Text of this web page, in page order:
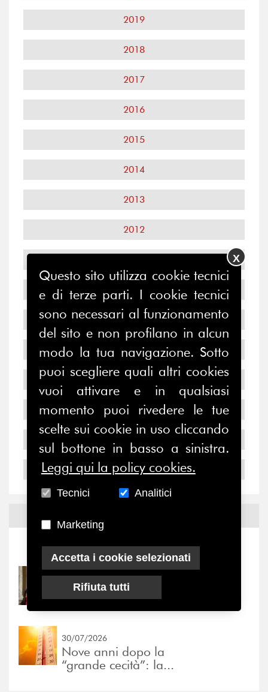
2019
2018
2017
2016
2015
2014
2013
2012
2010
2009
2008
2007
2006
2004
Notizie-Eventi
31/07/2026
Prima della pausa estiva,
30/07/2026
Nove anni dopo la
“grande cecità”: la...
Questo sito utilizza cookie tecnici
e di terze parti. I cookie tecnici
sono necessari al funzionamento
del sito e non profilano in alcun
modo la tua navigazione. Sotto
puoi scegliere quali altri cookies
vuoi attivare e in qualsiasi
momento puoi rivedere le tue
scelte sui cookie in uso cliccando
sul bottone in basso a sinistra.
Leggi qui la policy cookies.
Tecnici Analitici
Marketing
Accetta i cookie selezionati
Rifiuta tutti
X